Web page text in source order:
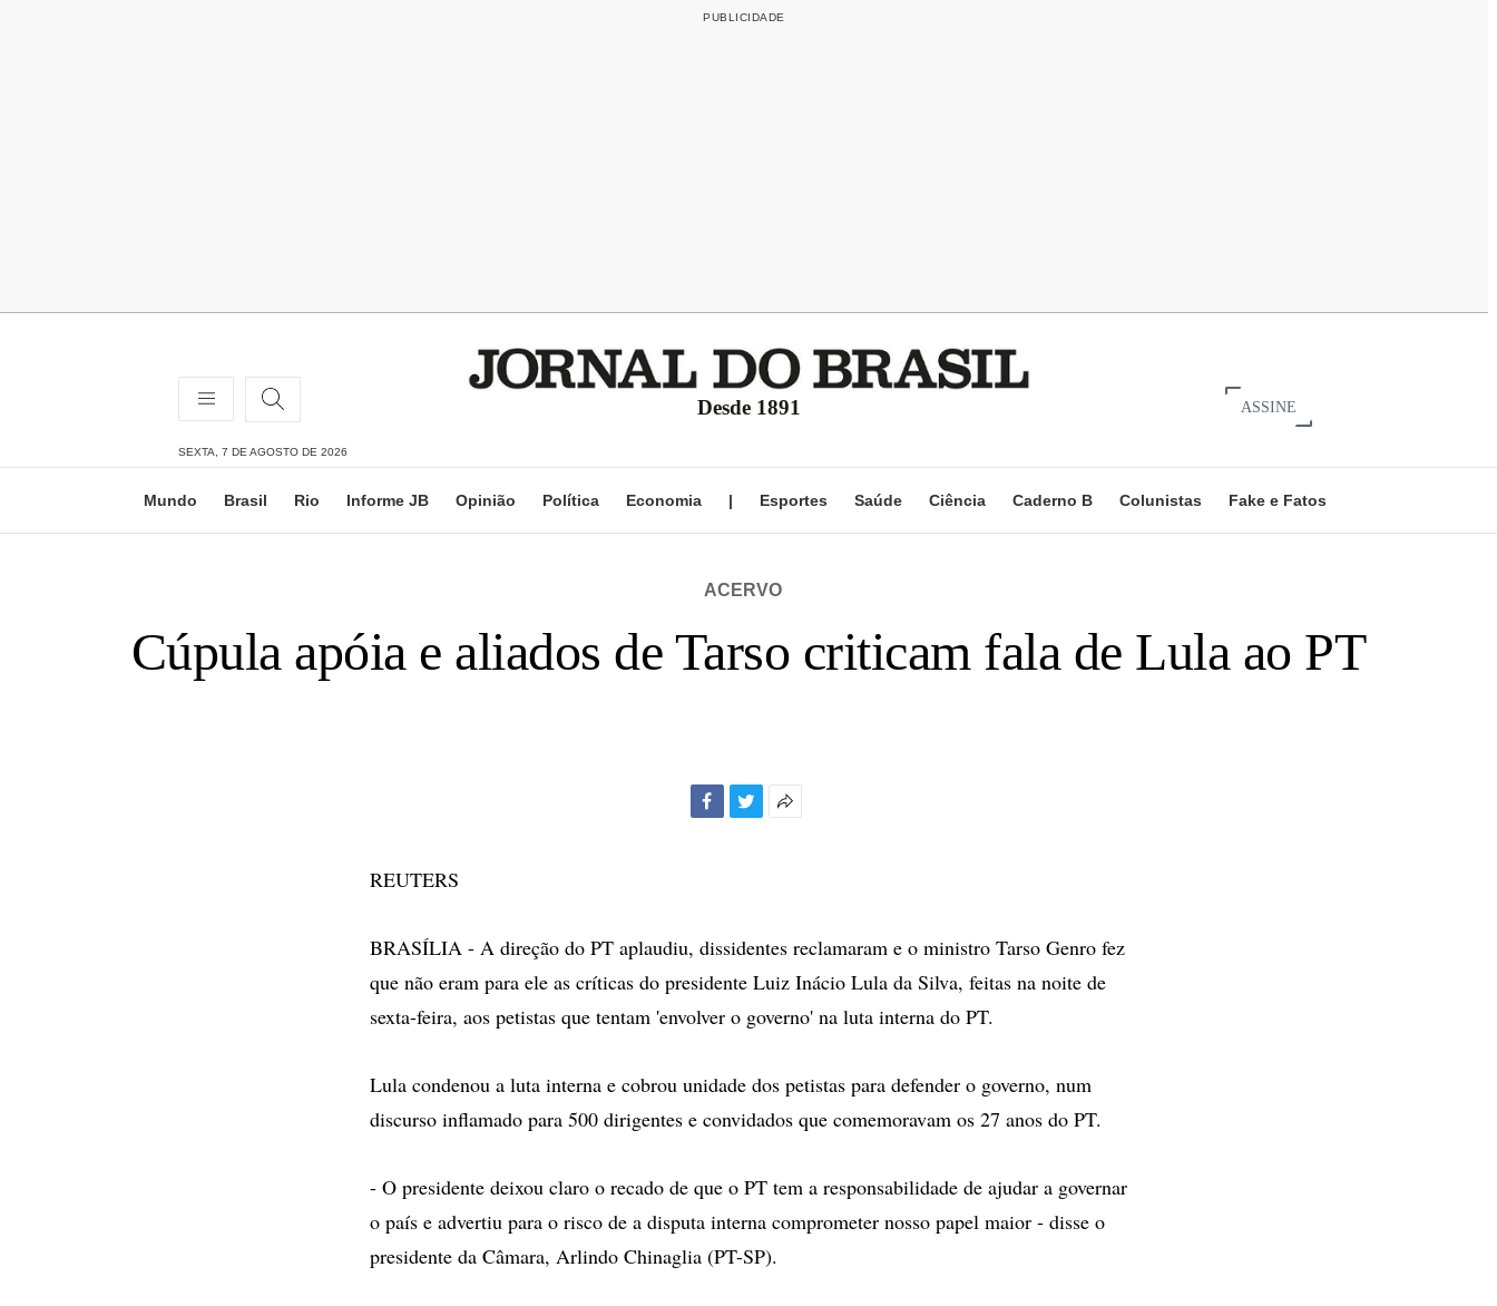
Desde 1891 ASSINE
SEXTA, 7 DE AGOSTO DE 2026
Mundo Brasil Rio Informe JB Opinião Política Economia | Esportes Saúde Ciência Caderno B Colunistas Fake e Fatos
ACERVO
Cúpula apóia e aliados de Tarso criticam fala de Lula ao PT
REUTERS
BRASÍLIA - A direção do PT aplaudiu, dissidentes reclamaram e o ministro Tarso Genro fez
que não eram para ele as críticas do presidente Luiz Inácio Lula da Silva, feitas na noite de
sexta-feira, aos petistas que tentam 'envolver o governo' na luta interna do PT.
Lula condenou a luta interna e cobrou unidade dos petistas para defender o governo, num
discurso inflamado para 500 dirigentes e convidados que comemoravam os 27 anos do PT.
- O presidente deixou claro o recado de que o PT tem a responsabilidade de ajudar a governar
o país e advertiu para o risco de a disputa interna comprometer nosso papel maior - disse o
presidente da Câmara, Arlindo Chinaglia (PT-SP).